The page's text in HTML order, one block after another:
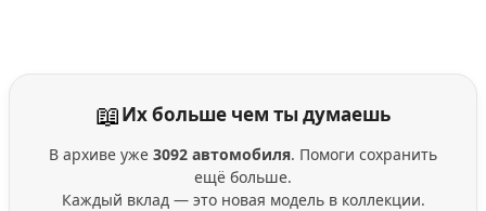
📖Их больше чем ты думаешь
В архиве уже 3092 автомобиля. Помоги сохранить
ещё больше.
Каждый вклад — это новая модель в коллекции.